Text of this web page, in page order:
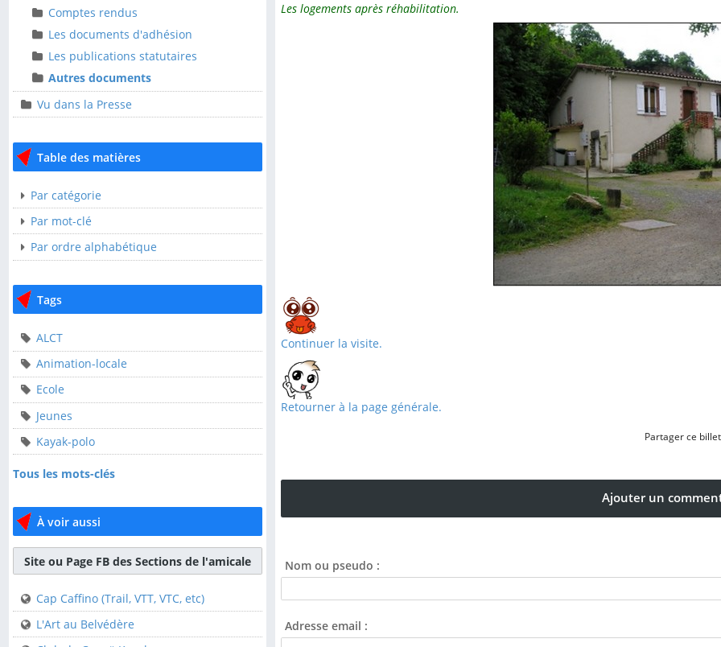
Ressources
Comptes rendus
Les documents
d'adhésion
Les publications
statutaires
Vu dans la Presse
Table des matières
Par catégorie
Par ordre alphabétique
Tags
ALCT
Animation-locale
Ecole
Jeunes
Tous les mots-clés
Site ou Page FB des
Sections de l'amicale
Comptes rendus
Les documents d'adhésion
Les publications statutaires
Autres documents
Vu dans la Presse
Table des matières
Par catégorie
Par mot-clé
Par ordre alphabétique
Tags
ALCT
Animation-locale
Ecole
Jeunes
Kayak-polo
Tous les mots-clés
À voir aussi
Site ou Page FB des Sections de l'amicale
Cap Caffino (Trail, VTT, VTC, etc)
L'Art au Belvédère
Les logements après réhabilitation.
Continuer la visite.
Retourner à la page générale.
Partager ce
Ajouter un
Nom ou pseudo :
Adresse email :